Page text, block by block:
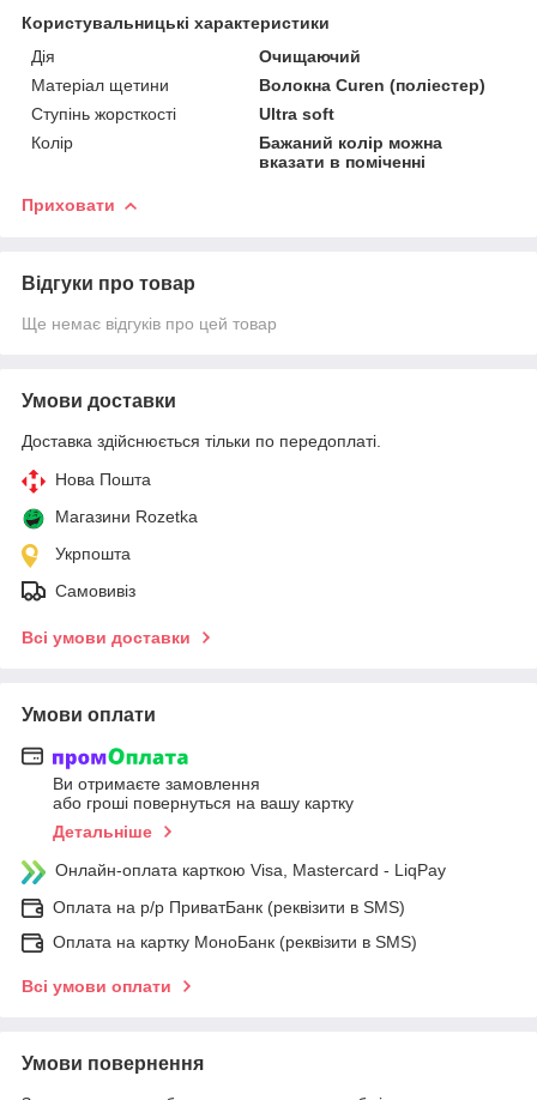
Користувальницькі характеристики
Дія
Очищаючий
Матеріал щетини
Волокна Curen (поліестер)
Ступінь жорсткості
Ultra soft
Колір
Бажаний колір можна
вказати в поміченні
Приховати
Відгуки про товар
Ще немає відгуків про цей товар
Умови доставки
Доставка здійснюється тільки по передоплаті.
Нова Пошта
Магазини Rozetka
Укрпошта
Самовивіз
Всі умови доставки
Умови оплати
Ви отримаєте замовлення
або гроші повернуться на вашу картку
Детальніше
Онлайн-оплата карткою Visa, Mastercard - LiqPay
Оплата на р/р ПриватБанк (реквізити в SMS)
Оплата на картку МоноБанк (реквізити в SMS)
Всі умови оплати
Умови повернення